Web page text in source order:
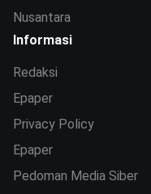
Nusantara
Informasi
Redaksi
Epaper
Privacy Policy
Epaper
Pedoman Media Siber